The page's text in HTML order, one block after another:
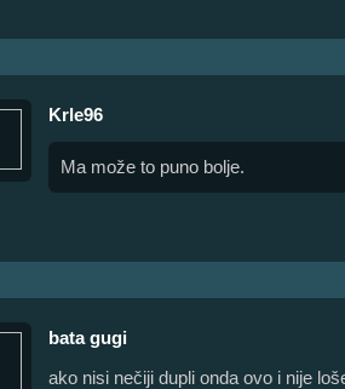
Krle96
Ma može to puno bolje.
bata gugi
ako nisi nečiji dupli onda ovo i nije